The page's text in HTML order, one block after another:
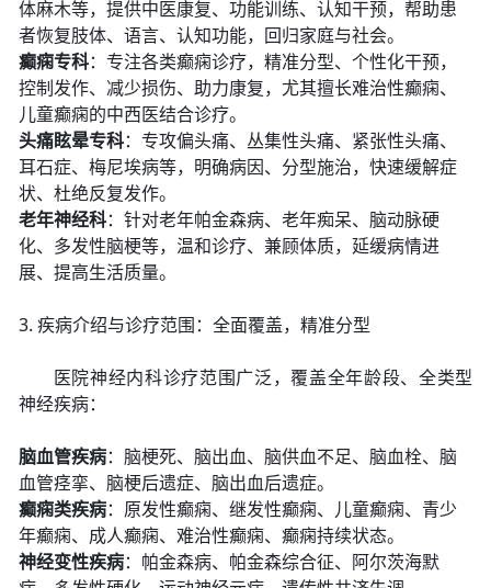
体麻木等，提供中医康复、功能训练、认知干预，帮助患
者恢复肢体、语言、认知功能，回归家庭与社会。
癫痫专科：专注各类癫痫诊疗，精准分型、个性化干预，
控制发作、减少损伤、助力康复，尤其擅长难治性癫痫、
儿童癫痫的中西医结合诊疗。
头痛眩晕专科：专攻偏头痛、丛集性头痛、紧张性头痛、
耳石症、梅尼埃病等，明确病因、分型施治，快速缓解症
状、杜绝反复发作。
老年神经科：针对老年帕金森病、老年痴呆、脑动脉硬
化、多发性脑梗等，温和诊疗、兼顾体质，延缓病情进
展、提高生活质量。
3. 疾病介绍与诊疗范围：全面覆盖，精准分型
医院神经内科诊疗范围广泛，覆盖全年龄段、全类型
神经疾病：
脑血管疾病：脑梗死、脑出血、脑供血不足、脑血栓、脑
血管痉挛、脑梗后遗症、脑出血后遗症。
癫痫类疾病：原发性癫痫、继发性癫痫、儿童癫痫、青少
年癫痫、成人癫痫、难治性癫痫、癫痫持续状态。
神经变性疾病：帕金森病、帕金森综合征、阿尔茨海默